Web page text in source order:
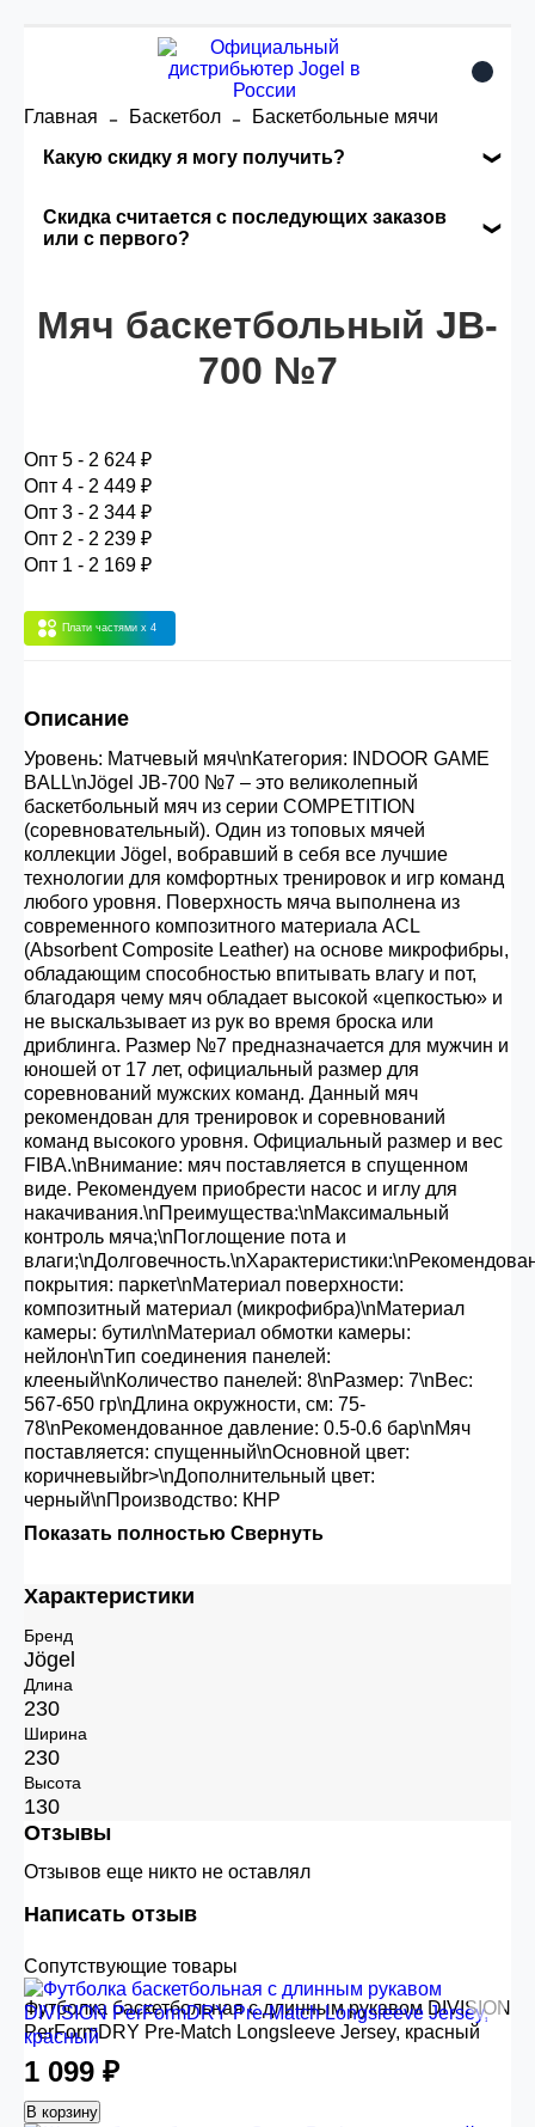
Главная Баскетбол
Баскетбольные мячи
Какую скидку я могу получить?
заказа, общая сумма заказа считается по
розничной цене
Опт 4(30%) -
30.000 рублей.
Опт 3(33%)
200.000 рублей.
Опт 1(38%) - сумма всех заказов за 6 месяцев -
400.000 рублей.
Скидка считается с последующих заказов
или с первого?
автоматически активизируется в корзине вашего
заказа.
Мяч баскетбольный JB-
700 №7
Опт 5 - 2 624 ₽
Опт 4 - 2 449 ₽
Опт 3 - 2 344 ₽
Опт 2 - 2 239 ₽
Опт 1 - 2 169 ₽
Плати частями x 4
Описание
Уровень: Матчевый мяч\nКатегория: INDOOR GAME
BALL\nJögel JB-700 №7 – это великолепный
баскетбольный мяч из серии COMPETITION
(соревновательный). Один из топовых мячей
коллекции Jögel, вобравший в себя все лучшие
технологии для комфортных тренировок и игр команд
любого уровня. Поверхность мяча выполнена из
современного композитного материала ACL
(Absorbent Composite Leather) на основе микрофибры,
обладающим способностью впитывать влагу и пот,
благодаря чему мяч обладает высокой «цепкостью» и
не выскальзывает из рук во время броска или
дриблинга. Размер №7 предназначается для мужчин и
юношей от 17 лет, официальный размер для
соревнований мужских команд. Данный мяч
рекомендован для тренировок и соревнований
команд высокого уровня. Официальный размер и вес
FIBA.\nВнимание: мяч поставляется в спущенном
виде. Рекомендуем приобрести насос и иглу для
накачивания.\nПреимущества:\nМаксимальный
контроль мяча;\nПоглощение пота и
покрытия: паркет\nМатериал поверхности:
композитный материал (микрофибра)\nМатериал
камеры: бутил\nМатериал обмотки камеры:
нейлон\nТип соединения панелей:
клееный\nКоличество панелей: 8\nРазмер: 7\nВес:
567-650 гр\nДлина окружности, см: 75-
78\nРекомендованное давление: 0.5-0.6 бар\nМяч
поставляется: спущенный\nОсновной цвет:
коричневыйbr>\nДополнительный цвет:
черный\nПроизводство: КНР
Показать полностью Свернуть
Характеристики
Бренд
Jögel
Длина
230
Ширина
230
Высота
130
Отзывы
Отзывов еще никто не оставлял
Написать отзыв
Сопутствующие товары
Футболка баскетбольная с длинным рукавом DIVISION
PerFormDRY Pre-Match Longsleeve Jersey, красный
1 099 ₽
В корзину